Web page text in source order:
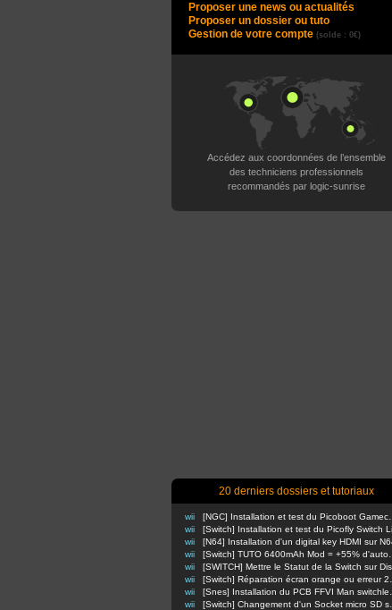
Proposer une news ou actualités
Proposer un dossier ou tuto
Gestion de votre compte (solde : 0€)
Accédez aux coordonnées de l’ensemble
des techniciens professionnels
recommandés par logic-sunrise
20 derniers dossiers et tutoriaux
wii
wii
[Switch] Installation et test du Picofly Switch
wii
[N64] Installation d'un digital key HDMI sur
wii
wii
wii
wii
wii